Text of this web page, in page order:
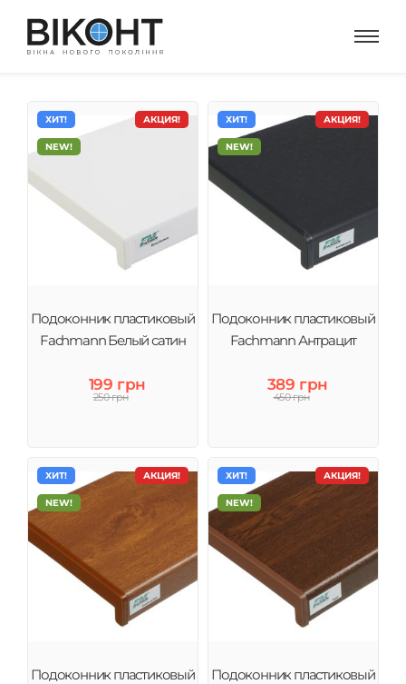
АКЦИЯ!
ХИТ!
NEW!
Подоконник пластиковый
Fachmann Белый сатин
199 грн
250 грн
АКЦИЯ!
ХИТ!
NEW!
Подоконник пластиковый
Fachmann Антрацит
389 грн
450 грн
АКЦИЯ!
ХИТ!
NEW!
Подоконник пластиковый
АКЦИЯ!
ХИТ!
NEW!
Подоконник пластиковый